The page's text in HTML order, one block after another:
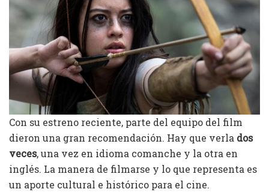
Con su estreno reciente, parte del equipo del film
dieron una gran recomendación. Hay que verla dos
veces, una vez en idioma comanche y la otra en
inglés. La manera de filmarse y lo que representa es
un aporte cultural e histórico para el cine.